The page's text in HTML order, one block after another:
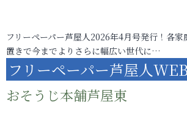
フリーペーパー芦屋人2026年4月号発行！各
置きで今までよりさらに幅広い世代に…
フリーペーパー芦屋人WEB
おそうじ本舗芦屋東